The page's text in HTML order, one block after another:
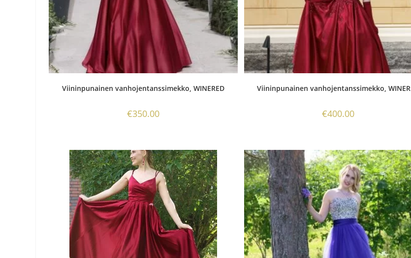
Viininpunainen vanhojentanssimekko, WINERED
€350.00
Viininpunainen vanhojentanssimekko,
€400.00